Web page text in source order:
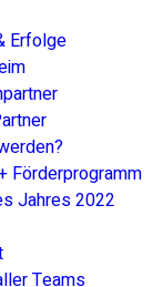
Erfolge
Förderprogramm
Jahres 2022
Teams